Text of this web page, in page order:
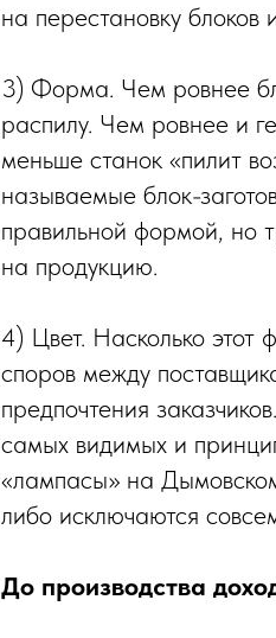
на перестановку блоков
3) Форма. Чем ровнее
распилу. Чем ровнее и
меньше станок «пилит
называемые блок-
правильной формой, но
на продукцию.
4) Цвет. Насколько этот
споров между
предпочтения
самых видимых и
«лампасы» на
либо исключаются
До производства